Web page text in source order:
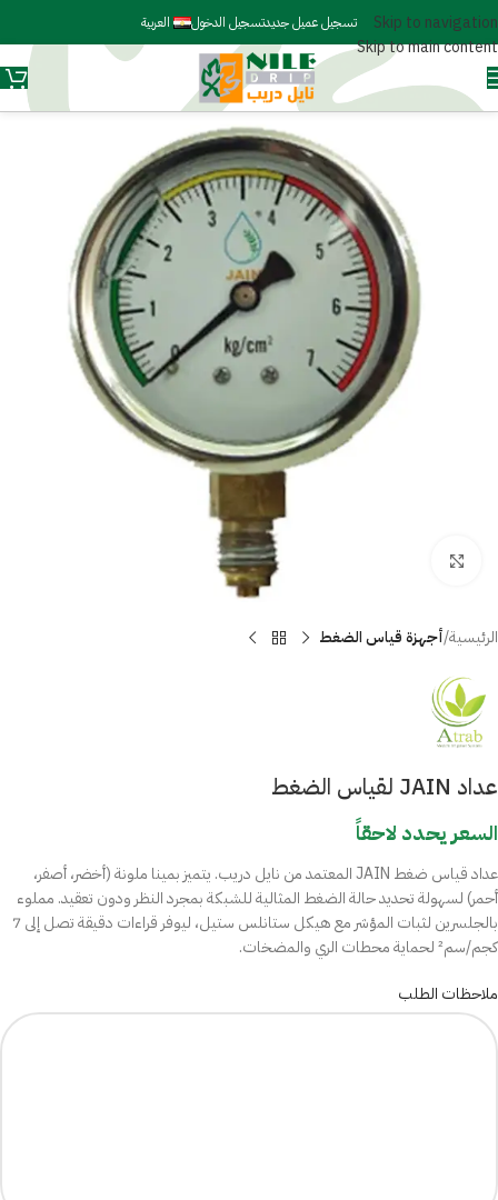
Skip to navigation
Skip to main content
تسجيل عميل جديدتسجيل الدخول العربية
الرئيسية أجهزة قياس الضغط
عداد JAIN لقياس الضغط
السعر يحدد لاحقاً
عداد قياس ضغط JAIN المعتمد من نايل دريب. يتميز بمينا ملونة (أخضر، أصفر،
أحمر) لسهولة تحديد حالة الضغط المثالية للشبكة بمجرد النظر ودون تعقيد. مملوء
بالجلسرين لثبات المؤشر مع هيكل ستانلس ستيل، ليوفر قراءات دقيقة تصل إلى 7
كجم/سم² لحماية محطات الري والمضخات.
ملاحظات الطلب